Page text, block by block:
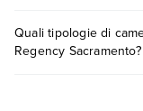
a vari fattori (per
consultare i prezzi,
Quali tipologie di
Regency Sacramento?